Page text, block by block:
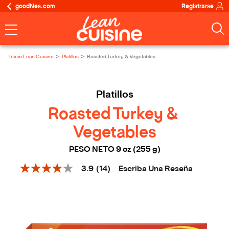
goodNes.com Registrarse
Inicio Lean Cuisine Platillos Roasted Turkey & Vegetables
Platillos
Roasted Turkey &
Vegetables
PESO NETO 9 oz (255 g)
3.9
3.9 (14) Escriba Una Reseña